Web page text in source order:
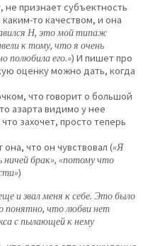
не признает субъектность
то качеством, и она
Н, это мой типаж
к тому, что я очень
полюбила его.») И пишет про
оценку можно дать, когда
что говорит о большой
азарта видимо у нее
захочет, просто теперь
что он чувствовал («Я
ничей брак», «потому что
)
и звал меня к себе. Это было
понятно, что любви нет
с пылающей к нему